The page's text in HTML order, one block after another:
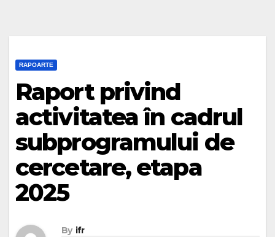
RAPOARTE
Raport privind
activitatea în cadrul
subprogramului de
cercetare, etapa
2025
By ifr